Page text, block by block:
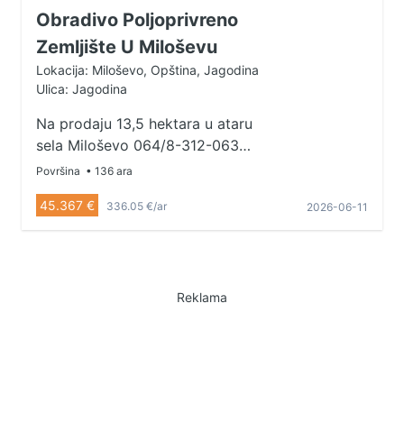
Obradivo Poljoprivreno
Zemljište U Miloševu
Lokacija: Miloševo, Opština, Jagodina
Ulica: Jagodina
Na prodaju 13,5 hektara u ataru
sela Miloševo 064/8-312-063
065/8-222-441 035/8-222-441
Površina • 136 ara
45.367 € 336.05 €/ar 2026-06-11
Reklama